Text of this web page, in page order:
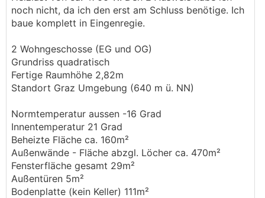
noch nicht, da ich den erst am Schluss benötige. Ich
baue komplett in Eingenregie.
2 Wohngeschosse (EG und OG)
Grundriss quadratisch
Fertige Raumhöhe 2,82m
Standort Graz Umgebung (640 m ü. NN)
Normtemperatur aussen -16 Grad
Innentemperatur 21 Grad
Beheizte Fläche ca. 160m²
Außenwände - Fläche abzgl. Löcher ca. 470m²
Fensterfläche gesamt 29m²
Außentüren 5m²
Bodenplatte (kein Keller) 111m²